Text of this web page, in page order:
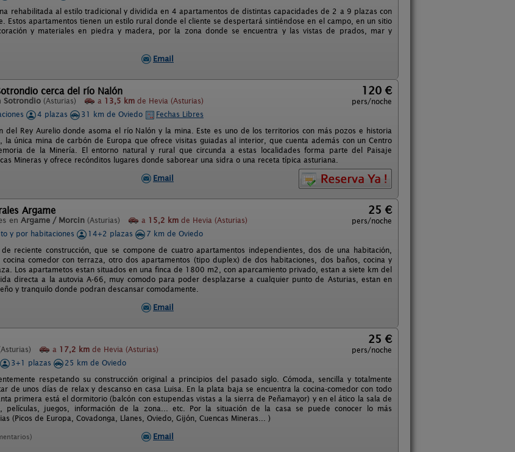
rehabilitada al estilo tradicional y dividida en 4 apartamentos de distintas capacidades de 2 a 9 plazas con
Estos apartamentos tienen un estilo rural donde el cliente se despertará sintiéndose en el campo, en un sitio
y materiales en piedra y madera, por la zona donde se encuentra y las vistas de prados, mar y
Email
cerca del río Nalón
Sotrondio (Asturias) a 13,5 km de Hevia (Asturias)
120 €
pers/noche
4 plazas 31 km de Oviedo
Fechas Libres
del Rey Aurelio donde asoma el río Nalón y la mina. Este es uno de los territorios con más pozos e historia
la única mina de carbón de Europa que ofrece visitas guiadas al interior, que cuenta además con un Centro
de la Minería. El entorno natural y rural que circunda a estas localidades forma parte del Paisaje
Mineras y ofrece recónditos lugares donde saborear una sidra o una receta típica asturiana.
Email
Argame
en Argame / Morcin (Asturias) a 15,2 km de Hevia (Asturias)
25 €
pers/noche
y por habitaciones
14+2 plazas
7 km de Oviedo
reciente construcción, que se compone de cuatro apartamentos independientes, dos de una habitación,
cocina comedor con terraza, otro dos apartamentos (tipo duplex) de dos habitaciones, dos baños, cocina y
Los apartametos estan situados en una finca de 1800 m2, con aparcamiento privado, estan a siete km del
directa a la autovia A-66, muy comodo para poder desplazarse a cualquier punto de Asturias, estan en
y tranquilo donde podran descansar comodamente.
Email
a 17,2 km de Hevia (Asturias)
25 €
pers/noche
3+1 plazas
25 km de Oviedo
respetando su construcción original a principios del pasado siglo. Cómoda, sencilla y totalmente
de unos días de relax y descanso en casa Luisa. En la plata baja se encuentra la cocina-comedor con todo
primera está el dormitorio (balcón con estupendas vistas a la sierra de Peñamayor) y en el ático la sala de
películas, juegos, información de la zona... etc. Por la situación de la casa se puede conocer lo más
(Picos de Europa, Covadonga, Llanes, Oviedo, Gijón, Cuencas Mineras... )
Email